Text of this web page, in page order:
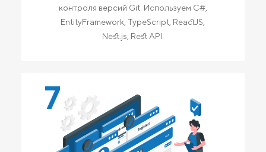
контроля версий Git. Используем C#,
EntityFramework, TypeScript, ReactJS,
Nest.js, Rest API.
7